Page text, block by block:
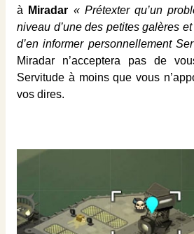
à
Miradar « Prétexter qu’un
niveau d’une des petites galères
d’en informer personnellement
Miradar n’acceptera pas de
Servitude à moins que vous
vos dires.